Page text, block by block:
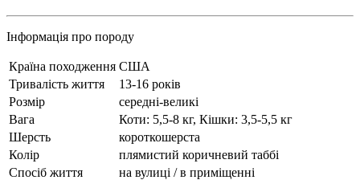
Інформація про породу
Країна походження США
Тривалість життя
13-16 років
Розмір
середні-великі
Вага
Коти: 5,5-8 кг, Кішки: 3,5-5,5 кг
Шерсть
короткошерста
Колір
плямистий коричневий таббі
Спосіб життя
на вулиці / в приміщенні